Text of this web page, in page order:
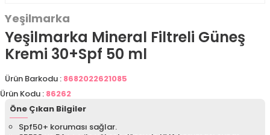
Yeşilmarka
Yeşilmarka Mineral Filtreli Güneş
Kremi 30+Spf 50 ml
Ürün Barkodu : 8682022621085
Ürün Kodu : 86262
Öne Çıkan Bilgiler
Spf50+ koruması sağlar.